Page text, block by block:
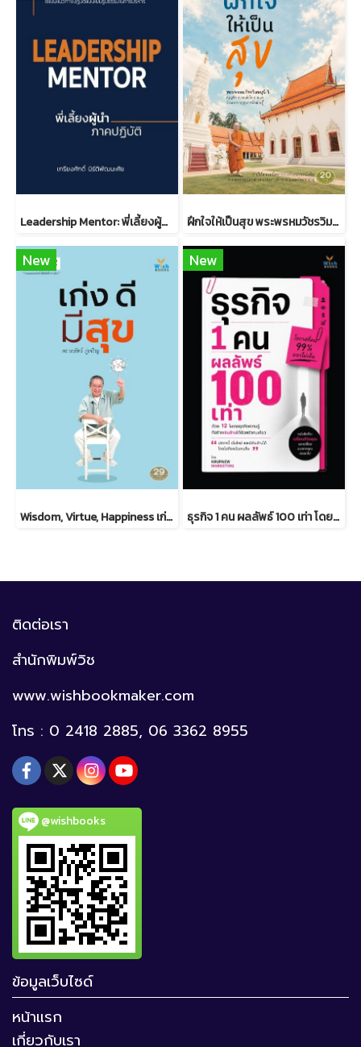
Leadership Mentor: พี่เลี้ยงผู้นำ ภาคปฏิบัติ ฝึกใจให้เป็นสุข พระพรหมวัชรวิมลมุนี วิ. (บุญชิต ญาณสํวโร ป.ธ.9)
New
Wisdom, Virtue, Happiness เก่ง ดี มีสุข ดร.วรภัทร์ ภู่เจริญ
New
ธุรกิจ 1 คน ผลลัพธ์ 100 เท่า โดยครูแป๋ว จุฑามาศ อ่อนประดิษฐ
ติดต่อเรา
สำนักพิมพ์วิช
www.wishbookmaker.com
โทร : 0 2418 2885, 06 3362 8955
@wishbooks
ข้อมูลเว็บไซด์
หน้าแรก
เกี่ยวกับเรา